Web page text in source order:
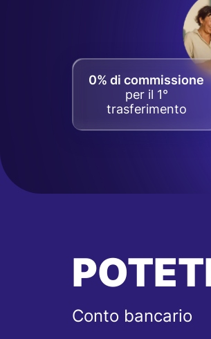
0% di commissione
per il 1°
trasferimento
Conto bancario